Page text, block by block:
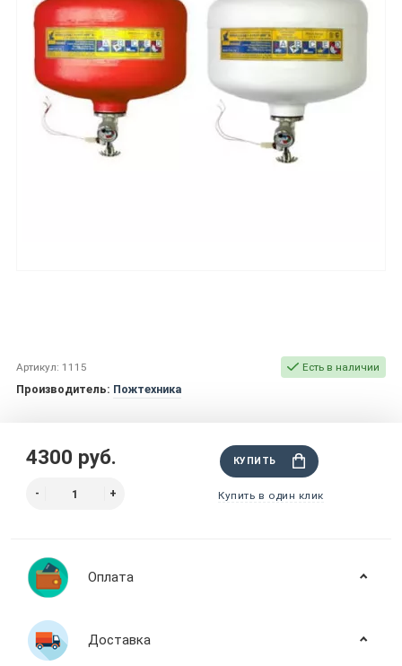
Артикул: 1115 Есть в наличии
Производитель: Пожтехника
4300 руб. КУПИТЬ
Купить в один клик
Оплата
Доставка